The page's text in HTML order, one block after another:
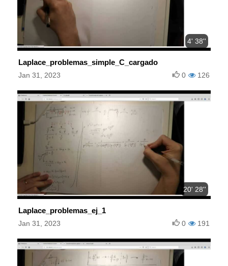
4' 38''
Laplace_problemas_simple_C_cargado
Jan 31, 2023 126
0
20' 28''
Laplace_problemas_ej_1
Jan 31, 2023 191
0